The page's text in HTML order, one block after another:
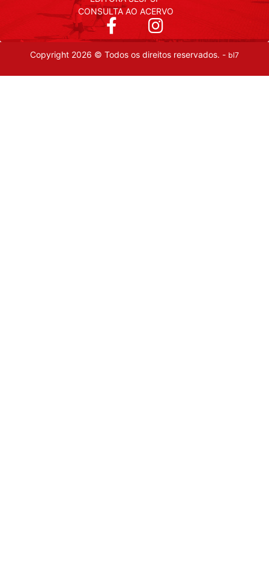
CONSULTA AO ACERVO
Copyright 2026 © Todos os direitos reservados. - bl7